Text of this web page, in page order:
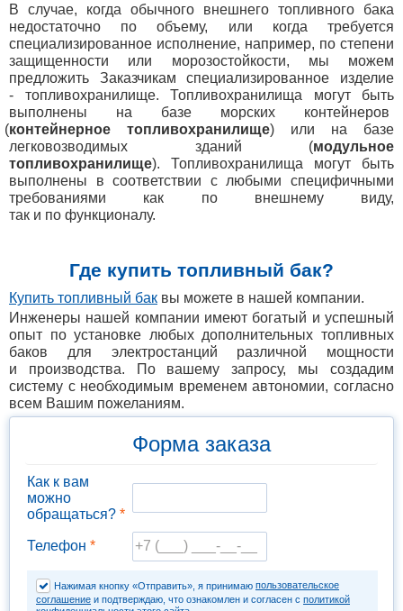
В случае, когда обычного внешнего топливного бака
недостаточно по объему, или когда требуется
специализированное исполнение, например, по степени
защищенности или морозостойкости, мы можем
предложить Заказчикам специализированное изделие
- топливохранилище. Топливохранилища могут быть
выполнены на базе морских контейнеров
(контейнерное топливохранилище) или на базе
легковозводимых зданий
(модульное
топливохранилище). Топливохранилища могут быть
выполнены в соответствии с любыми специфичными
требованиями как по внешнему виду,
так и по функционалу.
Где купить топливный бак?
Купить топливный бак вы можете в нашей компании.
Инженеры нашей компании имеют богатый и успешный
опыт по установке любых дополнительных топливных
баков для электростанций различной мощности
и производства. По вашему запросу, мы создадим
систему с необходимым временем автономии, согласно
всем Вашим пожеланиям.
Форма заказа
Как к вам
можно
обращаться? *
Телефон *
Нажимая кнопку «Отправить», я принимаю пользовательское
соглашение и подтверждаю, что ознакомлен и согласен с политикой